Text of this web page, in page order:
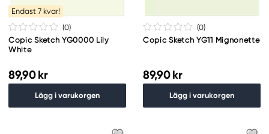
Endast 7 kvar!
(0)
Copic Sketch YG0000 Lily
White
89,90 kr
Lägg i varukorgen
(0)
Copic Sketch YG11 Mignonette
89,90 kr
Lägg i varukorgen